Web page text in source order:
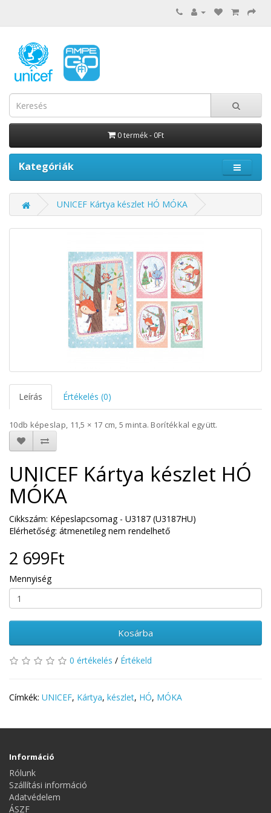
0 termék - 0Ft
Kategóriák
UNICEF Kártya készlet HÓ MÓKA
Leírás Értékelés (0)
10db képeslap, 11,5 × 17 cm, 5 minta. Borítékkal együtt.
UNICEF Kártya készlet HÓ
MÓKA
Cikkszám: Képeslapcsomag - U3187 (U3187HU)
Elérhetőség: átmenetileg nem rendelhető
2 699Ft
Mennyiség
Kosárba
0 értékelés / Értékeld
Címkék: UNICEF, Kártya, készlet, HÓ, MÓKA
Információ
Rólunk
Szállítási információ
Adatvédelem
ÁSZF